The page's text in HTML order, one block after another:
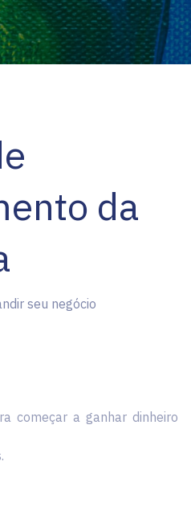
da
seu negócio
começar a ganhar dinheiro